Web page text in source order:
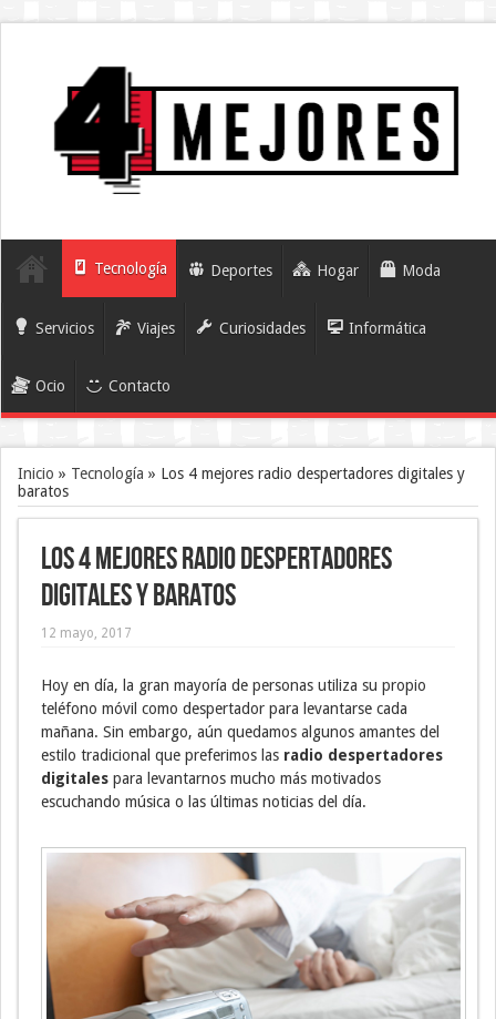
Tecnología Deportes Hogar Moda
Servicios Viajes Curiosidades Informática
Ocio Contacto
Inicio » Tecnología » Los 4 mejores radio despertadores digitales y
baratos
Los 4 mejores radio despertadores
digitales y baratos
12 mayo, 2017
Hoy en día, la gran mayoría de personas utiliza su propio
teléfono móvil como despertador para levantarse cada
mañana. Sin embargo, aún quedamos algunos amantes del
estilo tradicional que preferimos las radio despertadores
digitales para levantarnos mucho más motivados
escuchando música o las últimas noticias del día.